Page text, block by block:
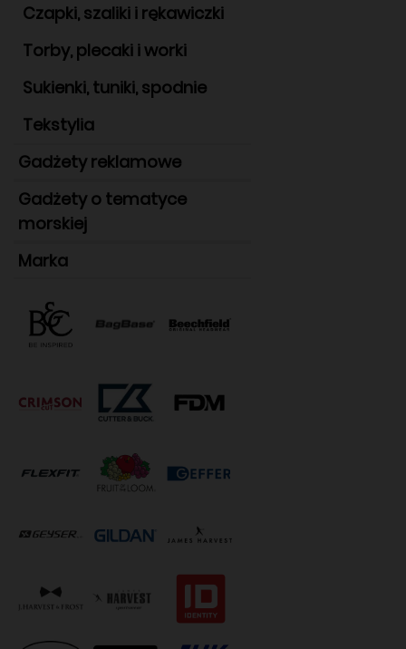
Czapki, szaliki i rękawiczki
Torby, plecaki i worki
Sukienki, tuniki, spodnie
Tekstylia
Gadżety reklamowe
Gadżety o tematyce
morskiej
Marka